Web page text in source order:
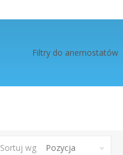
Filtry do anemostatów
Sortuj wg